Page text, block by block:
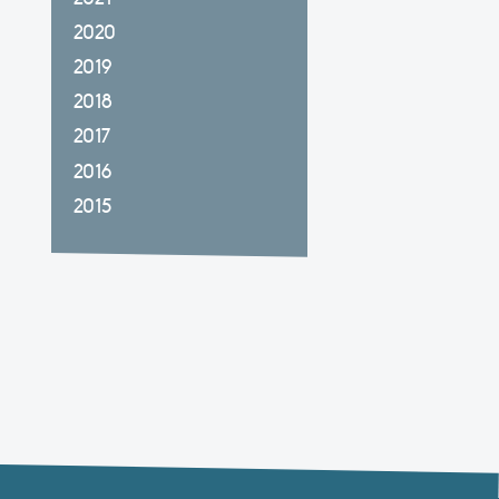
2020
2019
2018
2017
2016
2015